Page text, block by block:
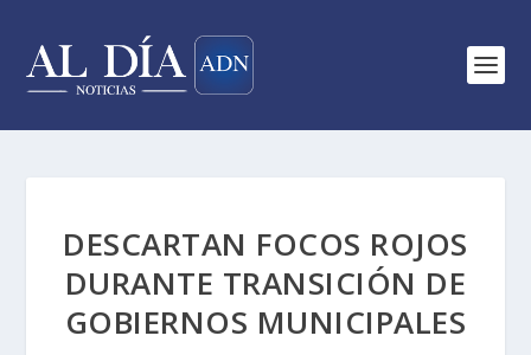
DESCARTAN FOCOS ROJOS
DURANTE TRANSICIÓN DE
GOBIERNOS MUNICIPALES